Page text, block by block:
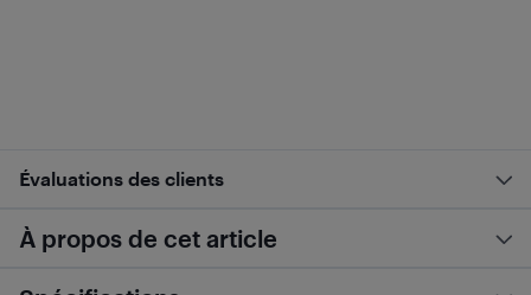
Évaluations des clients
À propos de cet article